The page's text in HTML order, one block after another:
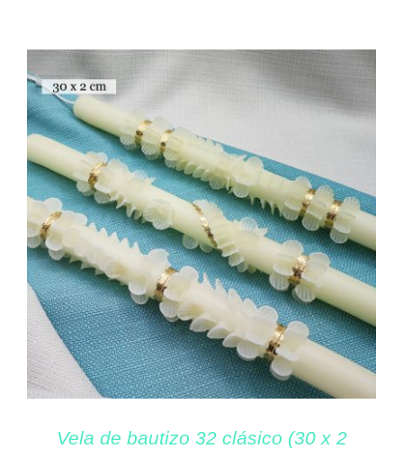
Vela de bautizo 32 clásico (30 x 2